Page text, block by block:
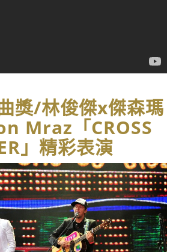
獎/林俊傑x傑森瑪
Mraz「CROSS
」精彩表演